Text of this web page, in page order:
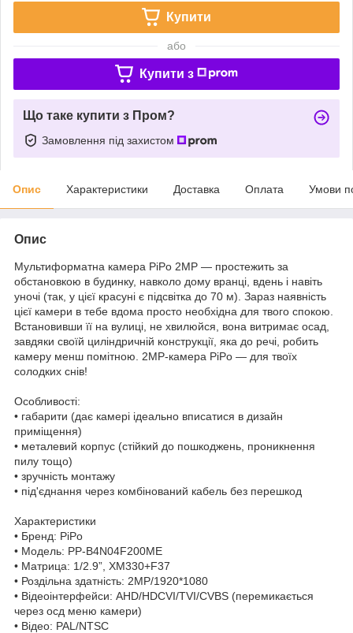
Купити
або
Купити з
Що таке купити з Пром?
Замовлення під захистом
Опис Характеристики Доставка Оплата Умови
Опис
Мультиформатна камера PiPo 2MP — простежить за
обстановкою в будинку, навколо дому вранці, вдень і навіть
уночі (так, у цієї красуні є підсвітка до 70 м). Зараз наявність
цієї камери в тебе вдома просто необхідна для твого спокою.
Встановивши її на вулиці, не хвилюйся, вона витримає осад,
завдяки своїй циліндричній конструкції, яка до речі, робить
камеру менш помітною. 2MP-камера PiPo — для твоїх
солодких снів!
Особливості:
• габарити (дає камері ідеально вписатися в дизайн
приміщення)
• металевий корпус (стійкий до пошкоджень, проникнення
пилу тощо)
• зручність монтажу
• під'єднання через комбінований кабель без перешкод
Характеристики
• Бренд: PiPo
• Модель: PP-B4N04F200ME
• Матрица: 1/2.9”, XM330+F37
• Роздільна здатність: 2MP/1920*1080
• Відеоінтерфейси: AHD/HDCVI/TVI/CVBS (перемикається
через осд меню камери)
• Відео: PAL/NTSC